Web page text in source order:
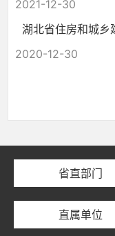
2021-12-30
湖北省住房和城
2020-12-30
省直部门
直属单位
湖北省住房保障